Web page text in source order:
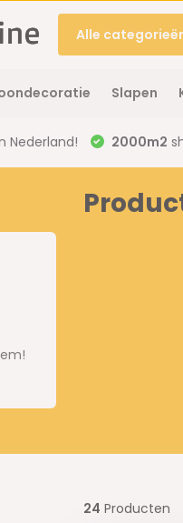
Alle
Slapen
Nederland! 2000m2
24 Producten